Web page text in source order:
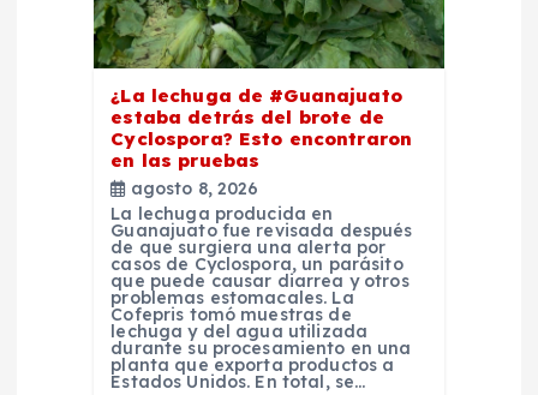
¿La lechuga de #Guanajuato
estaba detrás del brote de
Cyclospora? Esto encontraron
en las pruebas
agosto 8, 2026
La lechuga producida en
Guanajuato fue revisada después
de que surgiera una alerta por
casos de Cyclospora, un parásito
que puede causar diarrea y otros
problemas estomacales. La
Cofepris tomó muestras de
lechuga y del agua utilizada
durante su procesamiento en una
planta que exporta productos a
Estados Unidos. En total, se…